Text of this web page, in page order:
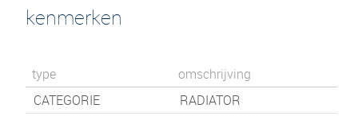
kenmerken
type
omschrijving
CATEGORIE
RADIATOR